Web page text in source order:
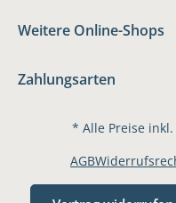
Weitere Online-Shops
Zahlungsarten
* Alle Preise
AGB